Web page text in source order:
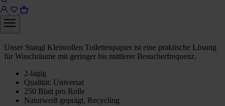
Kleinrollen 2-lagig
Unser Stangl Kleinrollen Toilettenpapier ist eine praktische Lösung
für Waschräume mit geringer bis mittlerer Besucherfrequenz.
2-lagig
Qualität: Universal
250 Blatt pro Rolle
Naturweiß geprägt, Recycling